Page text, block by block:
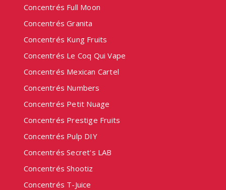
Concentrés Full Moon
Concentrés Granita
Concentrés Kung Fruits
Concentrés Le Coq Qui Vape
Concentrés Mexican Cartel
Concentrés Numbers
Concentrés Petit Nuage
Concentrés Prestige Fruits
Concentrés Pulp DIY
Concentrés Secret's LAB
Concentrés Shootiz
Concentrés T-Juice